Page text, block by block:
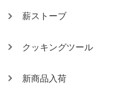
薪ストーブ
クッキングツール
新商品入荷